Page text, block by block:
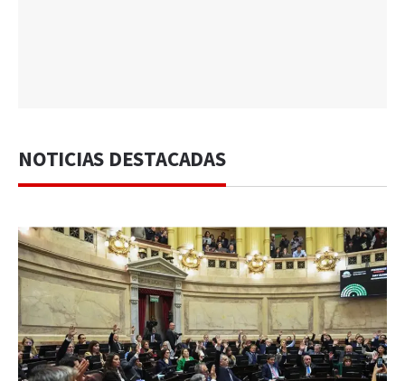
NOTICIAS DESTACADAS